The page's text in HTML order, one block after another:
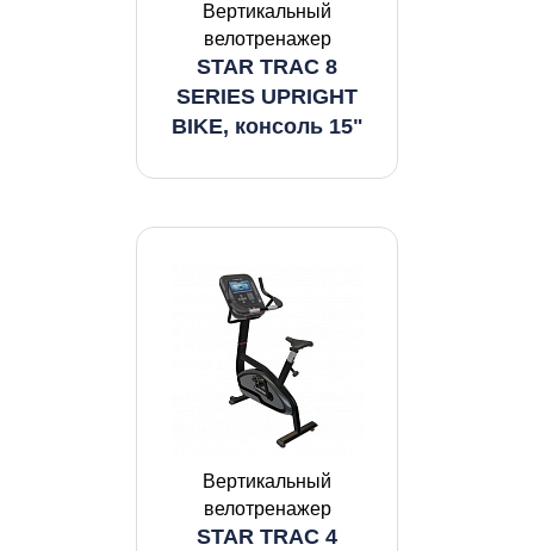
Вертикальный
велотренажер
STAR TRAC 8
SERIES UPRIGHT
BIKE, консоль 15"
Вертикальный
велотренажер
STAR TRAC 4